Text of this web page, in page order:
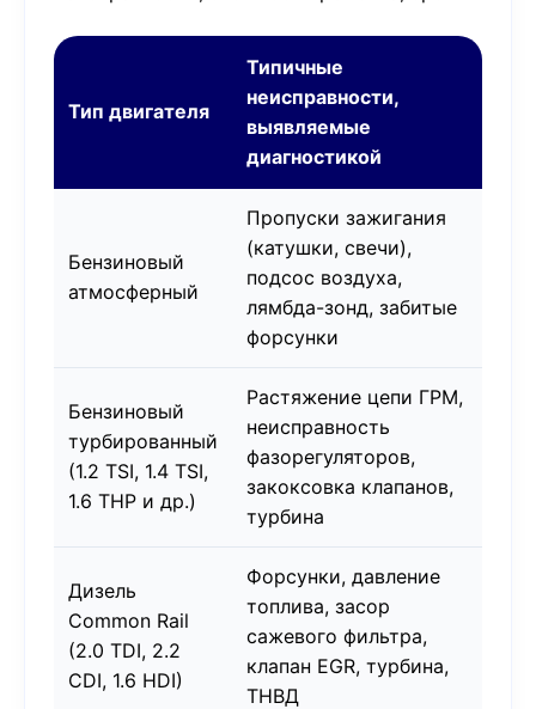
Тип двигателя
Типичные
неисправности,
выявляемые
диагностикой
Бензиновый
атмосферный
Пропуски зажигания
(катушки, свечи),
подсос воздуха,
лямбда-зонд, забитые
форсунки
Бензиновый
турбированный
(1.2 TSI, 1.4 TSI,
1.6 THP и др.)
Растяжение цепи ГРМ,
неисправность
фазорегуляторов,
закоксовка клапанов,
турбина
Дизель
Common Rail
(2.0 TDI, 2.2
CDI, 1.6 HDI)
Форсунки, давление
топлива, засор
сажевого фильтра,
клапан EGR, турбина,
ТНВД